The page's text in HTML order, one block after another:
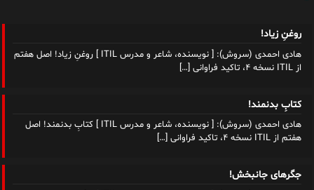
روغنِ زیاد!
هادی احمدی (سروش): [ نویسنده، شاعر و مدرس ITIL ] روغنِ زیاد! اصل هفتم
از ITIL نسخه ۴، تاکید فراوانی
[…]
کتابِ بدنمند!
هادی احمدی (سروش): [ نویسنده، شاعر و مدرس ITIL ] کتابِ بدنمند! اصل
هفتم از ITIL نسخه ۴، تاکید فراوانی
[…]
جگرهای جانبخش!